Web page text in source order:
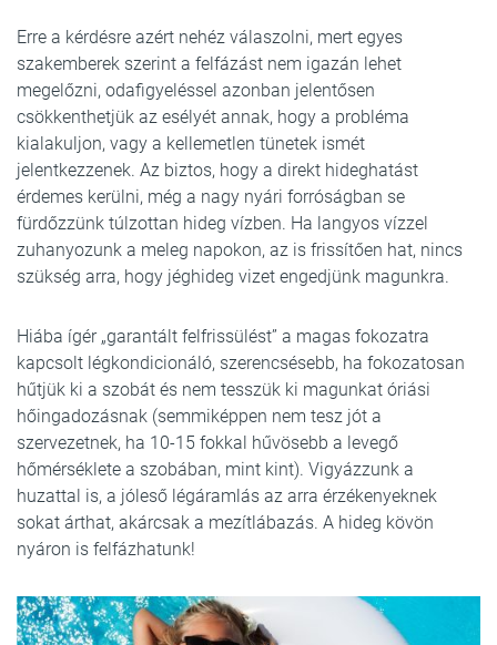
Erre a kérdésre azért nehéz válaszolni, mert egyes
szakemberek szerint a felfázást nem igazán lehet
megelőzni, odafigyeléssel azonban jelentősen
csökkenthetjük az esélyét annak, hogy a probléma
kialakuljon, vagy a kellemetlen tünetek ismét
jelentkezzenek. Az biztos, hogy a direkt hideghatást
érdemes kerülni, még a nagy nyári forróságban se
fürdőzzünk túlzottan hideg vízben. Ha langyos vízzel
zuhanyozunk a meleg napokon, az is frissítően hat, nincs
szükség arra, hogy jéghideg vizet engedjünk magunkra.
Hiába ígér „garantált felfrissülést” a magas fokozatra
kapcsolt légkondicionáló, szerencsésebb, ha fokozatosan
hűtjük ki a szobát és nem tesszük ki magunkat óriási
hőingadozásnak (semmiképpen nem tesz jót a
szervezetnek, ha 10-15 fokkal hűvösebb a levegő
hőmérséklete a szobában, mint kint). Vigyázzunk a
huzattal is, a jóleső légáramlás az arra érzékenyeknek
sokat árthat, akárcsak a mezítlábazás. A hideg kövön
nyáron is felfázhatunk!